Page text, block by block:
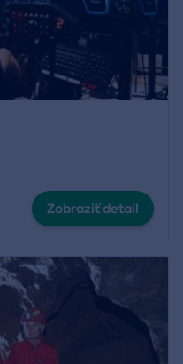
Zobraziť detail